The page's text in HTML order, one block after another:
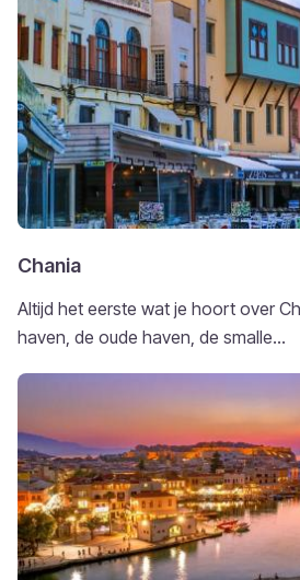
Chania
Altijd het eerste wat je hoort over
haven, de oude haven, de smalle...